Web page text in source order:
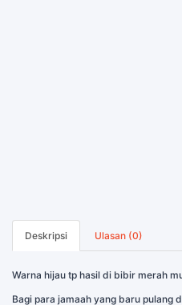
Deskripsi Ulasan (0)
Warna hijau tp hasil di bibir merah
Bagi para jamaah yang baru pulang